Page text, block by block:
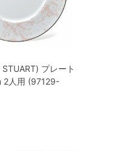
プレート
2人用 (97129-